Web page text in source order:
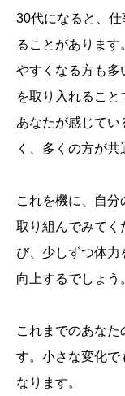
30代になると、
ることがありま
やすくなる方も多
を取り入れること
あなたが感じてい
く、多くの方が共
これを機に、自
取り組んでみてく
び、少しずつ体
向上するでしょう
これまでのあなた
す。小さな変化で
なります。